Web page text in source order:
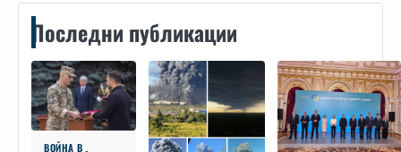
Последни публикации
ВОЙНА В